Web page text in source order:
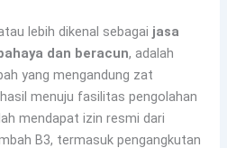
lebih dikenal sebagai jasa
dan beracun, adalah
yang mengandung zat
menuju fasilitas pengolahan
mendapat izin resmi dari
B3, termasuk pengangkutan